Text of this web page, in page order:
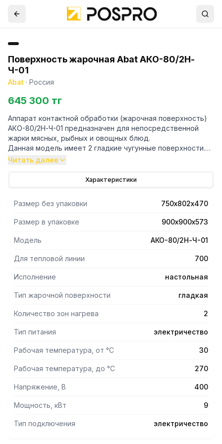
Поверхность жарочная Abat АКО-80/2Н-
Ч-01
Abat · Россия
645 300 тг
Аппарат контактной обработки (жарочная поверхность)
АКО-80/2Н-Ч-01 предназначен для непосредственной
жарки мясных, рыбных и овощных блюд.
Данная модель имеет 2 гладкие чугунные поверхности.
Размер каждой поверхности 393x650мм. По периметру
позволяющий предотвратить разбрызгивание жира. Для
Боковые, передняя и задняя поверхности изготовлены из
нержавеющей стали. Регулируемые по высоте ножки.
Читать далее
Характеристики
Размер без упаковки 750х802х470
Размер в упаковке 900х900х573
Модель АКО-80/2Н-Ч-01
Для тепловой линии 700
Исполнение настольная
Тип жарочной поверхности гладкая
Количество зон нагрева 2
Тип питания электричество
Рабочая температура, от °С 30
Рабочая температура, до °С 270
Напряжение, В 400
Мощность, кВт 9
Тип подключения электричество